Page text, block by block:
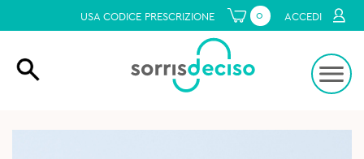
USA CODICE PRESCRIZIONE 0 ACCEDI